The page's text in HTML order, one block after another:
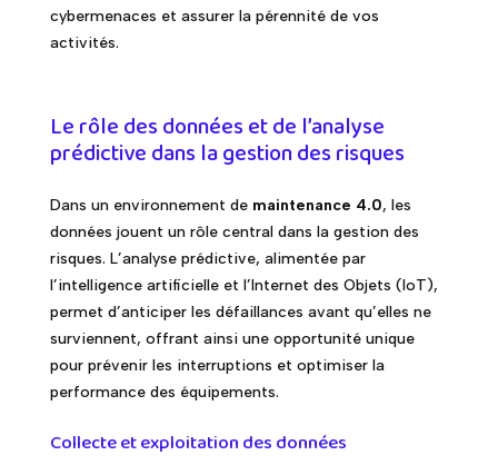
cybermenaces et assurer la pérennité de vos
activités.
Le rôle des données et de l’analyse
prédictive dans la gestion des risques
Dans un environnement de maintenance 4.0, les
données jouent un rôle central dans la gestion des
risques. L’analyse prédictive, alimentée par
l’intelligence artificielle et l’Internet des Objets (IoT),
permet d’anticiper les défaillances avant qu’elles ne
surviennent, offrant ainsi une opportunité unique
pour prévenir les interruptions et optimiser la
performance des équipements.
Collecte et exploitation des données